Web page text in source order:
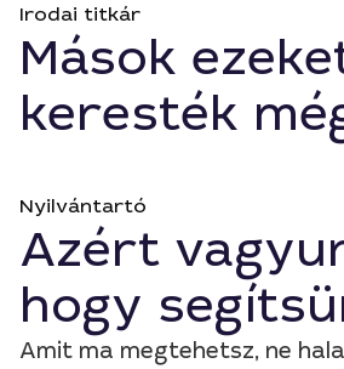
Irodai titkár
Mások
keresték
Nyilvántartó
Azért
hogy
Amit ma megtehetsz, ne